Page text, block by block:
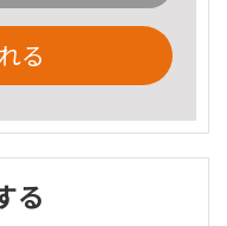
る
る